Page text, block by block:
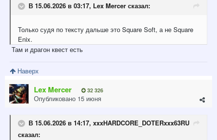
В 15.06.2026 в 03:17, Lex Mercer сказал:
Только судя по тексту дальше это Square Soft, а не Square
Enix.
Там и драгон квест есть
Наверх
Lex Mercer 32 326
Опубликовано 15 июня
В 15.06.2026 в 14:17, xxxHARDCORE_DOTERxxx63RU
сказал: